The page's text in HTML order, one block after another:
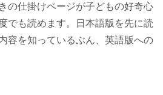
の仕掛けページが子どもの好奇心
でも読めます。日本語版を先に読
容を知っているぶん、英語版への